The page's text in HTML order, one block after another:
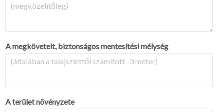
A megkövetelt, biztonságos mentesítési mélység
A terület növényzete